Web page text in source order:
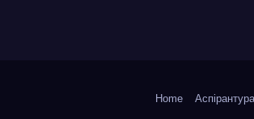
Home Аспірантура